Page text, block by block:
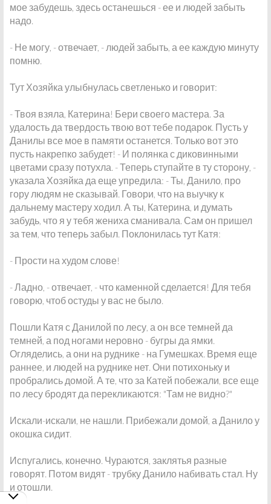
мое забудешь, здесь останешься - ее и людей забыть
надо.
- Не могу, - отвечает, - людей забыть, а ее каждую минуту
помню.
Тут Хозяйка улыбнулась светленько и говорит:
- Твоя взяла, Катерина! Бери своего мастера. За
удалость да твердость твою вот тебе подарок. Пусть у
Данилы все мое в памяти останется. Только вот это
пусть накрепко забудет! - И полянка с диковинными
цветами сразу потухла. - Теперь ступайте в ту сторону, -
указала Хозяйка да еще упредила: - Ты, Данило, про
гору людям не сказывай. Говори, что на выучку к
дальнему мастеру ходил. А ты, Катерина, и думать
забудь, что я у тебя жениха сманивала. Сам он пришел
за тем, что теперь забыл. Поклонилась тут Катя:
- Прости на худом слове!
- Ладно, - отвечает, - что каменной сделается! Для тебя
говорю, чтоб остуды у вас не было.
Пошли Катя с Данилой по лесу, а он все темней да
темней, а под ногами неровно - бугры да ямки.
Огляделись, а они на руднике - на Гумешках. Время еще
раннее, и людей на руднике нет. Они потихоньку и
пробрались домой. А те, что за Катей побежали, все еще
по лесу бродят да перекликаются: "Там не видно?"
Искали-искали, не нашли. Прибежали домой, а Данило у
окошка сидит.
Испугались, конечно. Чураются, заклятья разные
говорят. Потом видят - трубку Данило набивать стал. Ну
и отошли.